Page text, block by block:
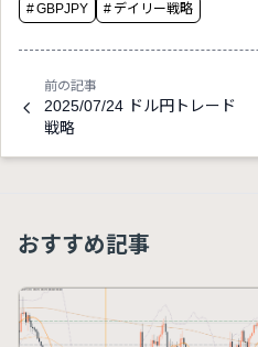
#GBPJPY # デイリー戦略
前の記事
2025/07/24 ドル円トレード
戦略
おすすめ記事